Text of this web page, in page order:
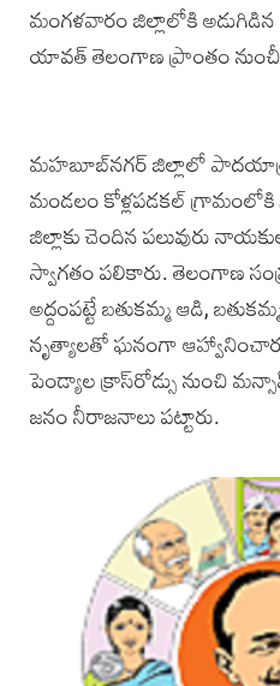
మంగళవారం జిల్లాలోకి అడుగిడిన
యావత్‌ తెలంగాణ ప్రాంతం నుంచీ
మహబూబ్‌నగర్ జిల్లాలో
మండలం కోళ్లపడకల్ గ్రామంలోకి‌
జిల్లాకు చెందిన పలువురు
స్వాగతం పలికారు. తెలంగాణ
అద్దంపట్టే బతుకమ్మ ఆడి,
నృత్యాలతో ఘనంగా ఆహ్వానించారు.
పెండ్యా‌ల క్రాస్‌రోడ్సు నుంచి
జనం నీరాజనాలు పట్టారు.